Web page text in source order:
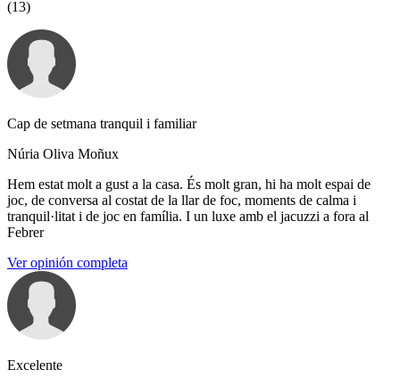
(13)
Cap de setmana tranquil i familiar
Núria Oliva Moñux
Hem estat molt a gust a la casa. És molt gran, hi ha molt espai de
joc, de conversa al costat de la llar de foc, moments de calma i
tranquil·litat i de joc en família. I un luxe amb el jacuzzi a fora al
Febrer
Ver opinión completa
Excelente